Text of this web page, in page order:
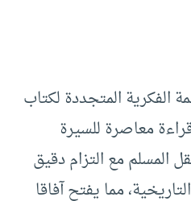
الفكرية المتجددة لكتاب
معاصرة للسيرة
المسلم مع التزام دقيق
مما يفتح آفاقا